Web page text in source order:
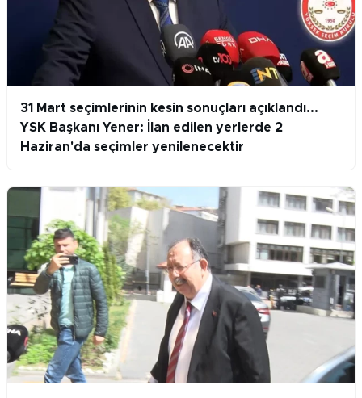
31 Mart seçimlerinin kesin sonuçları açıklandı...
YSK Başkanı Yener: İlan edilen yerlerde 2
Haziran'da seçimler yenilenecektir